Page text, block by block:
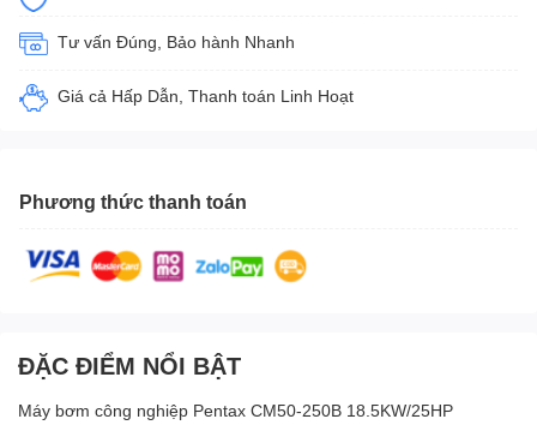
Tư vấn Đúng, Bảo hành Nhanh
Giá cả Hấp Dẫn, Thanh toán Linh Hoạt
Phương thức thanh toán
ĐẶC ĐIỂM NỔI BẬT
Máy bơm công nghiệp Pentax CM50-250B 18.5KW/25HP